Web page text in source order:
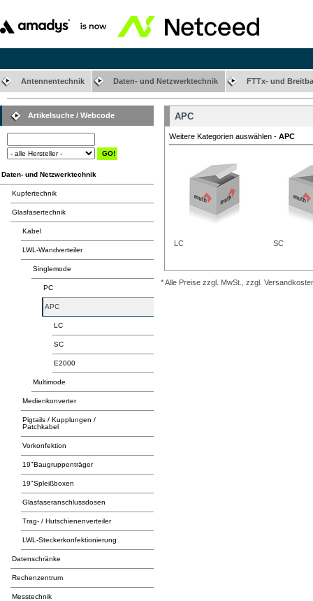
Antennentechnik Daten- und Netzwerktechnik FTTx- und
Artikelsuche / Webcode
Daten- und Netzwerktechnik
Kupfertechnik
Glasfasertechnik
Kabel
LWL-Wandverteiler
Singlemode
PC
APC
LC
SC
E2000
Multimode
Medienkonverter
Pigtails / Kupplungen /
Patchkabel
Vorkonfektion
19"Baugruppenträger
19"Spleißboxen
Glasfaseranschlussdosen
Trag- / Hutschienenverteiler
LWL-Steckerkonfektionierung
Datenschränke
Rechenzentrum
Messtechnik
APC
Weitere Kategorien auswählen - APC
LC SC
* Alle Preise zzgl. MwSt., zzgl.